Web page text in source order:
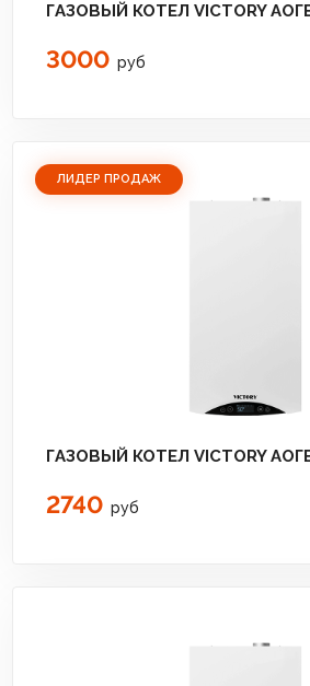
ГАЗОВЫЙ КОТЕЛ VICTORY
3000 руб
ЛИДЕР ПРОДАЖ
ГАЗОВЫЙ КОТЕЛ VICTORY
2740 руб